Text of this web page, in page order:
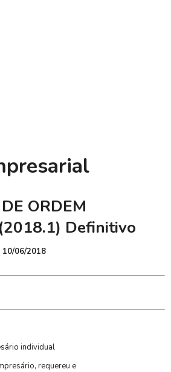
ORDEM
Definitivo
10/06/2018
individual
requereu e